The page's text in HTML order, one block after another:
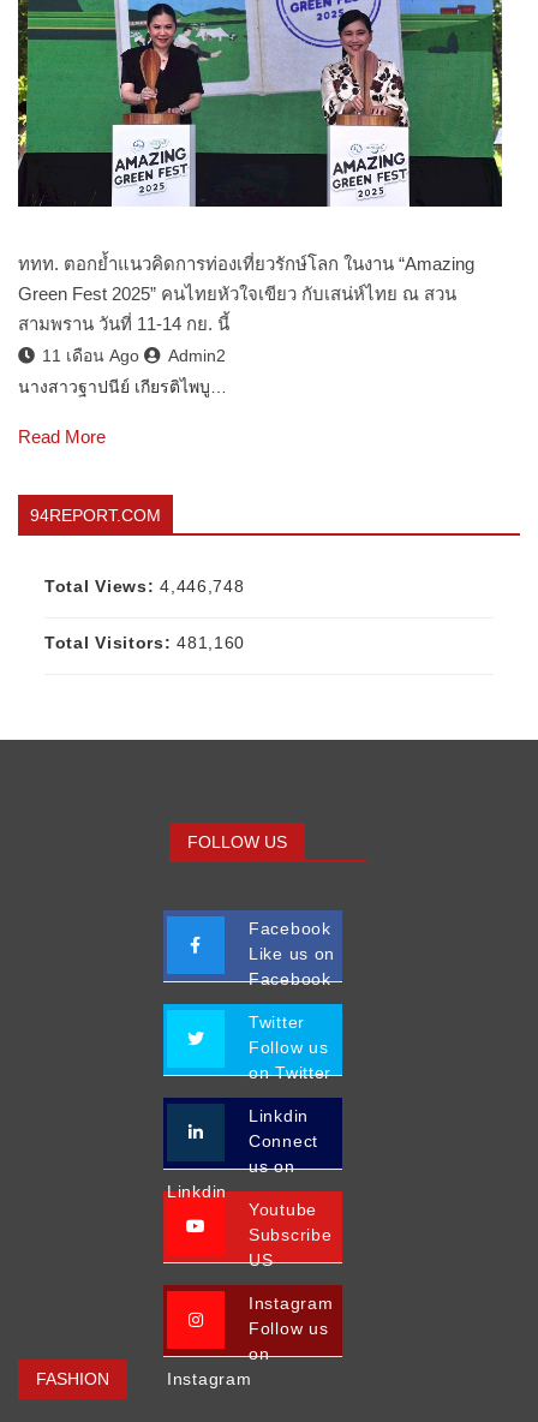
ททท. ตอกย้ำแนวคิดการท่องเที่ยวรักษ์โลก ในงาน “Amazing
Green Fest 2025” คนไทยหัวใจเขียว กับเสน่ห์ไทย ณ สวน
สามพราน วันที่ 11-14 กย. นี้
11 เดือน Ago
Admin2
นางสาวฐาปนีย์ เกียรติไพบู…
Read More
94REPORT.COM
Total Views:4,446,748
Total Visitors:481,160
FASHION
FOLLOW US
Facebook
Like us on
Facebook
Twitter
Follow us
on Twitter
Linkdin
Connect
us on
Linkdin
Youtube
Subscribe
US
Instagram
Follow us
on
Instagram